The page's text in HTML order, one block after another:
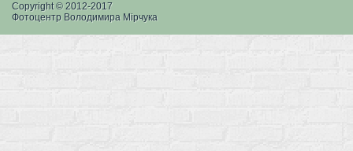
Copyright © 2012-2017
Фотоцентр Володимира Мірчука